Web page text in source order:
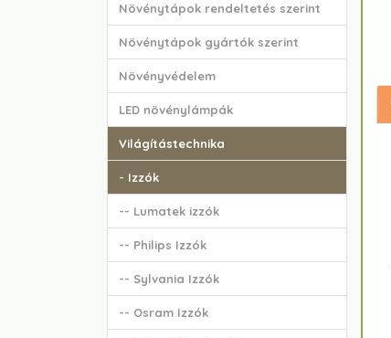
Növénytápok rendeltetés szerint
Növénytápok gyártók szerint
Növényvédelem
LED növénylámpák
Világítástechnika
- Izzók
-- Lumatek izzók
-- Philips Izzók
-- Sylvania Izzók
-- Osram Izzók